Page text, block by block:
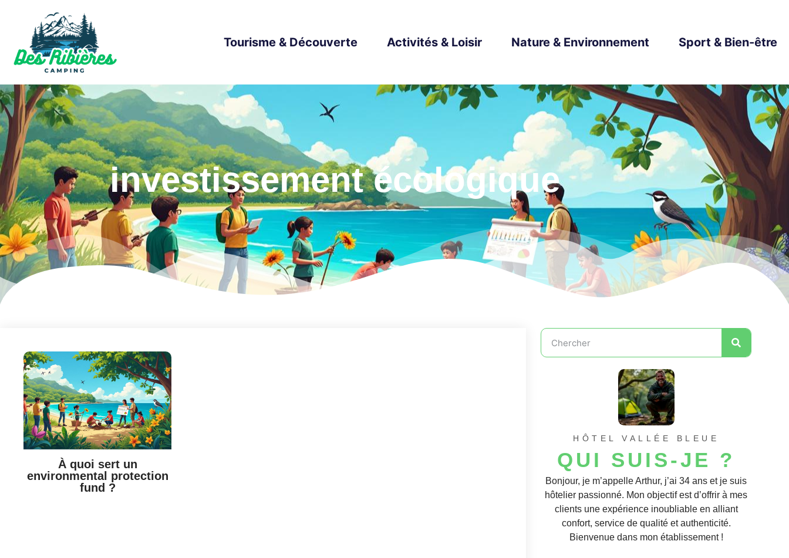
Tourisme & Découverte Activités & Loisir Nature & Environnement Sport & Bien-être
investissement écologique
À quoi sert un
environmental protection
fund ?
HÔTEL VALLÉE BLEUE
QUI SUIS-JE ?
Bonjour, je m’appelle Arthur, j’ai 34 ans et je suis
hôtelier passionné. Mon objectif est d’offrir à mes
clients une expérience inoubliable en alliant
confort, service de qualité et authenticité.
Bienvenue dans mon établissement !